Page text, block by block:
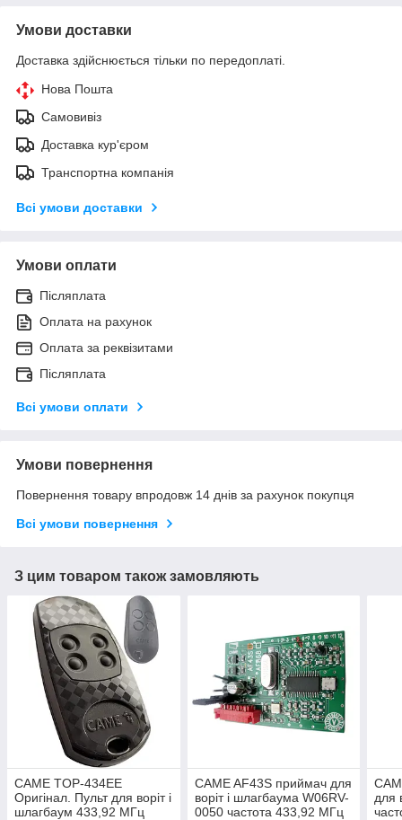
Умови доставки
Доставка здійснюється тільки по передоплаті.
Нова Пошта
Самовивіз
Доставка кур'єром
Транспортна компанія
Всі умови доставки
Умови оплати
Післяплата
Оплата на рахунок
Оплата за реквізитами
Післяплата
Всі умови оплати
Умови повернення
Повернення товару впродовж 14 днів за рахунок покупця
Всі умови повернення
З цим товаром також замовляють
CAME TOP-434EE
Оригінал. Пульт для воріт і
шлагбаум 433,92 МГц
CAME AF43S приймач для
воріт і шлагбаума W06RV-
0050 частота 433,92 МГц
для